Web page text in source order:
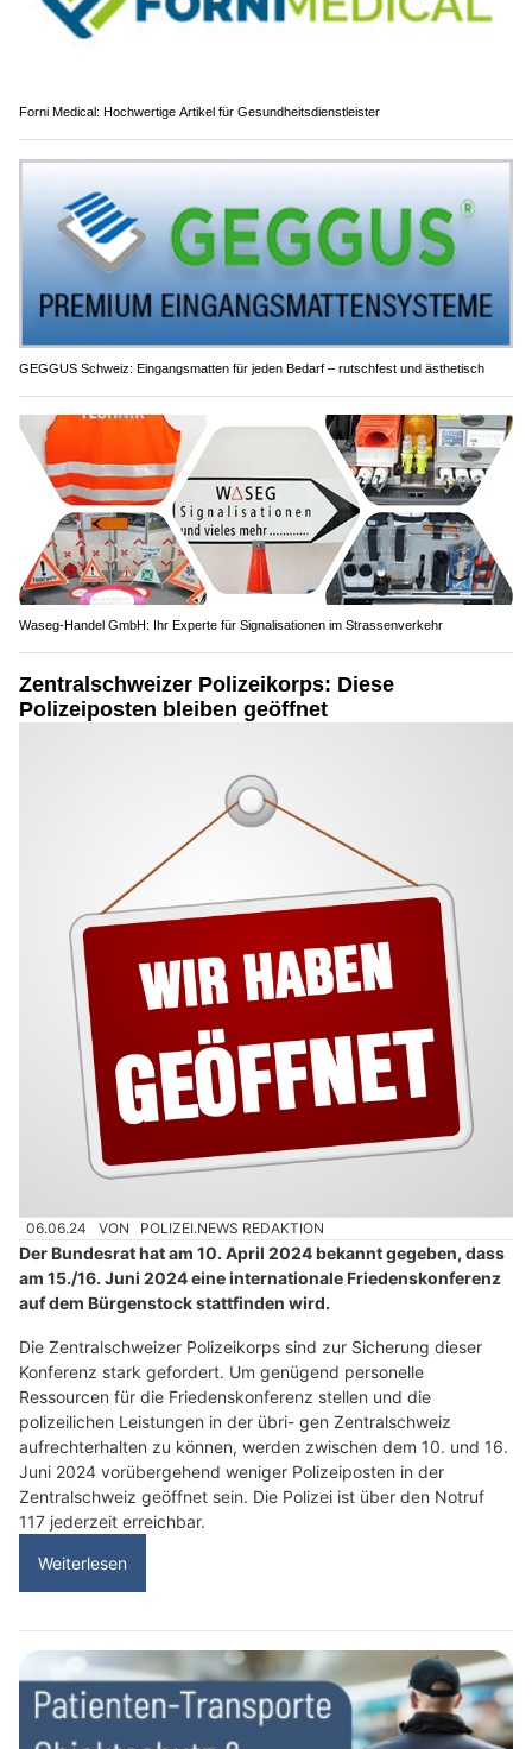
Forni Medical: Hochwertige Artikel für Gesundheitsdienstleister
GEGGUS Schweiz: Eingangsmatten für jeden Bedarf – rutschfest und ästhetisch
Waseg-Handel GmbH: Ihr Experte für Signalisationen im Strassenverkehr
Zentralschweizer Polizeikorps: Diese
Polizeiposten bleiben geöffnet
06.06.24 VON POLIZEI.NEWS REDAKTION
Der Bundesrat hat am 10. April 2024 bekannt gegeben, dass
am 15./16. Juni 2024 eine internationale Friedenskonferenz
auf dem Bürgenstock stattfinden wird.
Die Zentralschweizer Polizeikorps sind zur Sicherung dieser
Konferenz stark gefordert. Um genügend personelle
Ressourcen für die Friedenskonferenz stellen und die
polizeilichen Leistungen in der übri- gen Zentralschweiz
aufrechterhalten zu können, werden zwischen dem 10. und 16.
Juni 2024 vorübergehend weniger Polizeiposten in der
Zentralschweiz geöffnet sein. Die Polizei ist über den Notruf
117 jederzeit erreichbar.
Weiterlesen